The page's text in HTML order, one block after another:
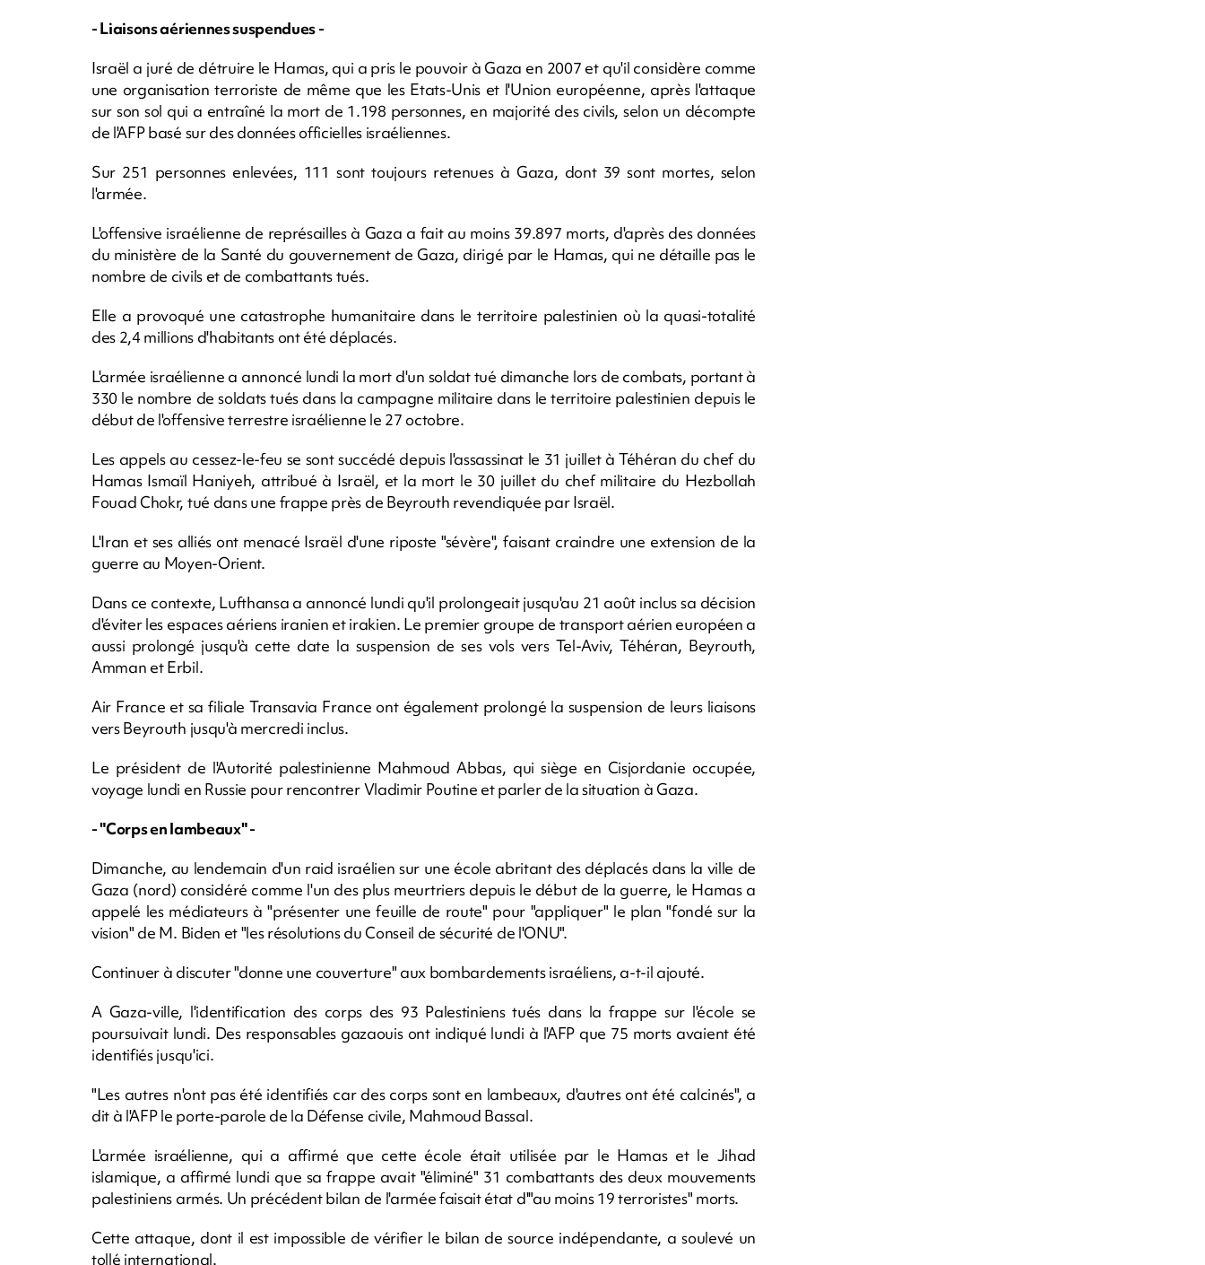
- Liaisons aériennes suspendues -
Israël a juré de détruire le Hamas, qui a pris le pouvoir à Gaza en 2007 et qu'il considère comme
une organisation terroriste de même que les Etats-Unis et l'Union européenne, après l'attaque
sur son sol qui a entraîné la mort de 1.198 personnes, en majorité des civils, selon un décompte
de l'AFP basé sur des données officielles israéliennes.
Sur 251 personnes enlevées, 111 sont toujours retenues à Gaza, dont 39 sont mortes, selon
l'armée.
L'offensive israélienne de représailles à Gaza a fait au moins 39.897 morts, d'après des données
du ministère de la Santé du gouvernement de Gaza, dirigé par le Hamas, qui ne détaille pas le
nombre de civils et de combattants tués.
Elle a provoqué une catastrophe humanitaire dans le territoire palestinien où la quasi-totalité
des 2,4 millions d'habitants ont été déplacés.
L'armée israélienne a annoncé lundi la mort d'un soldat tué dimanche lors de combats, portant à
330 le nombre de soldats tués dans la campagne militaire dans le territoire palestinien depuis le
début de l'offensive terrestre israélienne le 27 octobre.
Les appels au cessez-le-feu se sont succédé depuis l'assassinat le 31 juillet à Téhéran du chef du
Hamas Ismaïl Haniyeh, attribué à Israël, et la mort le 30 juillet du chef militaire du Hezbollah
Fouad Chokr, tué dans une frappe près de Beyrouth revendiquée par Israël.
L'Iran et ses alliés ont menacé Israël d'une riposte "sévère", faisant craindre une extension de la
guerre au Moyen-Orient.
Dans ce contexte, Lufthansa a annoncé lundi qu'il prolongeait jusqu'au 21 août inclus sa décision
d'éviter les espaces aériens iranien et irakien. Le premier groupe de transport aérien européen a
aussi prolongé jusqu'à cette date la suspension de ses vols vers Tel-Aviv, Téhéran, Beyrouth,
Amman et Erbil.
Air France et sa filiale Transavia France ont également prolongé la suspension de leurs liaisons
vers Beyrouth jusqu'à mercredi inclus.
Le président de l'Autorité palestinienne Mahmoud Abbas, qui siège en Cisjordanie occupée,
voyage lundi en Russie pour rencontrer Vladimir Poutine et parler de la situation à Gaza.
- "Corps en lambeaux" -
Dimanche, au lendemain d'un raid israélien sur une école abritant des déplacés dans la ville de
Gaza (nord) considéré comme l'un des plus meurtriers depuis le début de la guerre, le Hamas a
appelé les médiateurs à "présenter une feuille de route" pour "appliquer" le plan "fondé sur la
vision" de M. Biden et "les résolutions du Conseil de sécurité de l'ONU".
Continuer à discuter "donne une couverture" aux bombardements israéliens, a-t-il ajouté.
A Gaza-ville, l'identification des corps des 93 Palestiniens tués dans la frappe sur l'école se
poursuivait lundi. Des responsables gazaouis ont indiqué lundi à l'AFP que 75 morts avaient été
identifiés jusqu'ici.
"Les autres n'ont pas été identifiés car des corps sont en lambeaux, d'autres ont été calcinés", a
dit à l'AFP le porte-parole de la Défense civile, Mahmoud Bassal.
L'armée israélienne, qui a affirmé que cette école était utilisée par le Hamas et le Jihad
islamique, a affirmé lundi que sa frappe avait "éliminé" 31 combattants des deux mouvements
palestiniens armés. Un précédent bilan de l'armée faisait état d'"au moins 19 terroristes" morts.
Cette attaque, dont il est impossible de vérifier le bilan de source indépendante, a soulevé un
tollé international.